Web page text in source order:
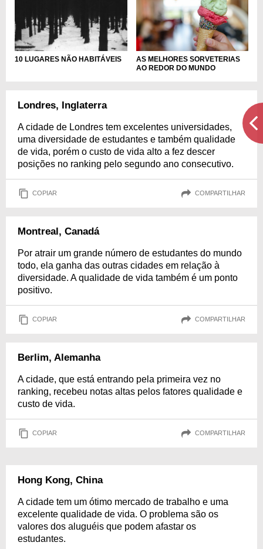
10 LUGARES NÃO HABITÁVEIS
AS MELHORES SORVETERIAS
AO REDOR DO MUNDO
Londres, Inglaterra
A cidade de Londres tem excelentes universidades,
uma diversidade de estudantes e também qualidade
de vida, porém o custo de vida alto a fez descer
posições no ranking pelo segundo ano consecutivo.
COPIAR COMPARTILHAR
Montreal, Canadá
Por atrair um grande número de estudantes do mundo
todo, ela ganha das outras cidades em relação à
diversidade. A qualidade de vida também é um ponto
positivo.
COPIAR COMPARTILHAR
Berlim, Alemanha
A cidade, que está entrando pela primeira vez no
ranking, recebeu notas altas pelos fatores qualidade e
custo de vida.
COPIAR COMPARTILHAR
Hong Kong, China
A cidade tem um ótimo mercado de trabalho e uma
excelente qualidade de vida. O problema são os
valores dos aluguéis que podem afastar os
estudantes.